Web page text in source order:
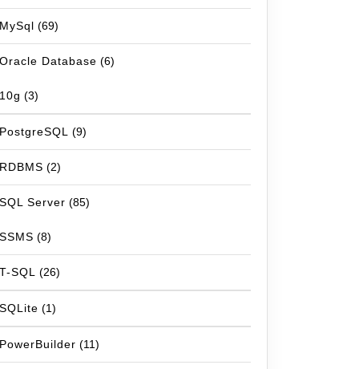
MySql (69)
Oracle Database (6)
10g (3)
PostgreSQL (9)
RDBMS (2)
SQL Server (85)
SSMS (8)
T-SQL (26)
SQLite (1)
PowerBuilder (11)